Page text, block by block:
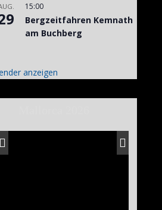
15:00
Bergzeitfahren Kemnath
am Buchberg
anzeigen